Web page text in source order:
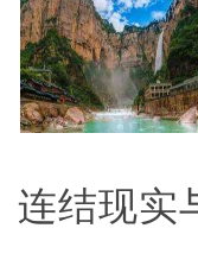
连结现实